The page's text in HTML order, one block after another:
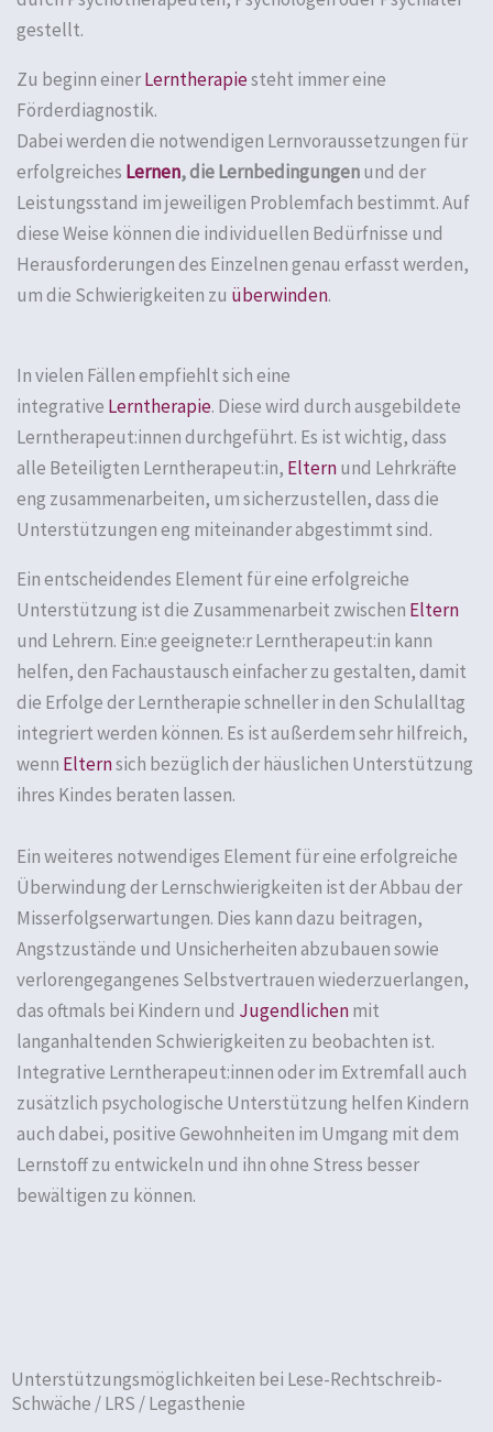
gestellt.
Zu beginn einerLerntherapiesteht immer eine
Förderdiagnostik.
Dabei werden die notwendigen Lernvoraussetzungen für
erfolgreiches Lernen, die Lernbedingungenund der
Leistungsstand im jeweiligen Problemfach bestimmt. Auf
diese Weise können die individuellen Bedürfnisse und
Herausforderungen des Einzelnen genau erfasst werden,
um die Schwierigkeiten zu überwinden.
In vielen Fällen empfiehlt sich eine
integrative Lerntherapie. Diese wird durch ausgebildete
Lerntherapeut:innen durchgeführt. Es ist wichtig, dass
alle Beteiligten Lerntherapeut:in, Elternund Lehrkräfte
eng zusammenarbeiten, um sicherzustellen, dass die
Unterstützungen eng miteinander abgestimmt sind.
Ein entscheidendes Element für eine erfolgreiche
Unterstützung ist die Zusammenarbeit zwischen Eltern
und Lehrern. Ein:e geeignete:r Lerntherapeut:in kann
helfen, den Fachaustausch einfacher zu gestalten, damit
die Erfolge der Lerntherapie schneller in den Schulalltag
integriert werden können. Es ist außerdem sehr hilfreich,
wenn Elternsich bezüglich der häuslichen Unterstützung
ihres Kindes beraten lassen.
Ein weiteres notwendiges Element für eine erfolgreiche
Überwindung der Lernschwierigkeiten ist der Abbau der
Misserfolgserwartungen. Dies kann dazu beitragen,
Angstzustände und Unsicherheiten abzubauen sowie
verlorengegangenes Selbstvertrauen wiederzuerlangen,
das oftmals bei Kindern und Jugendlichenmit
langanhaltenden Schwierigkeiten zu beobachten ist.
Integrative Lerntherapeut:innen oder im Extremfall auch
zusätzlich psychologische Unterstützung helfen Kindern
auch dabei, positive Gewohnheiten im Umgang mit dem
Lernstoff zu entwickeln und ihn ohne Stress besser
bewältigen zu können.
Unterstützungsmöglichkeiten bei Lese-Rechtschreib-
Schwäche / LRS / Legasthenie​